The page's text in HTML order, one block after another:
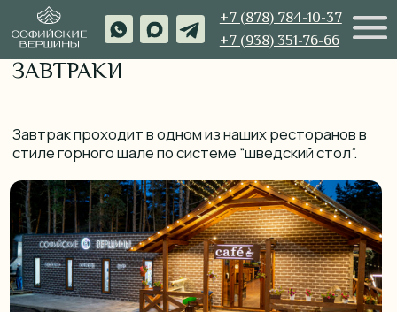
+7 (878) 784-10-37
+7 (938) 351-76-66
ЗАВТРАКИ